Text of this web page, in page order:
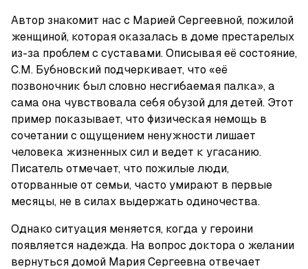
Автор знакомит нас с Марией Сергеевной, пожилой
женщиной, которая оказалась в доме престарелых
из-за проблем с суставами. Описывая её состояние,
С.М. Бубновский подчеркивает, что «её
позвоночник был словно несгибаемая палка», а
сама она чувствовала себя обузой для детей. Этот
пример показывает, что физическая немощь в
сочетании с ощущением ненужности лишает
человека жизненных сил и ведет к угасанию.
Писатель отмечает, что пожилые люди,
оторванные от семьи, часто умирают в первые
месяцы, не в силах выдержать одиночества.
Однако ситуация меняется, когда у героини
появляется надежда. На вопрос доктора о желании
вернуться домой Мария Сергеевна отвечает